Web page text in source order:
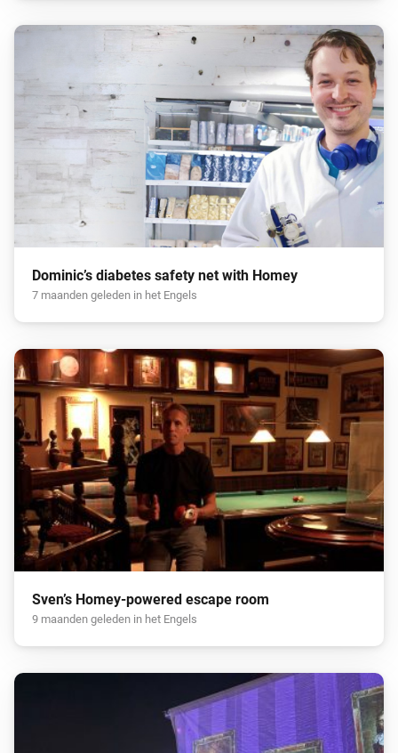
Dominic’s diabetes safety net with Homey
7 maanden geleden in het Engels
Sven’s Homey-powered escape room
9 maanden geleden in het Engels